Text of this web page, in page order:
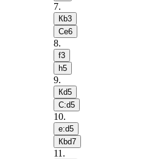
7.
Кb3
Сe6
8.
f3
h5
9.
Кd5
С:d5
10.
e:d5
Кbd7
11 .